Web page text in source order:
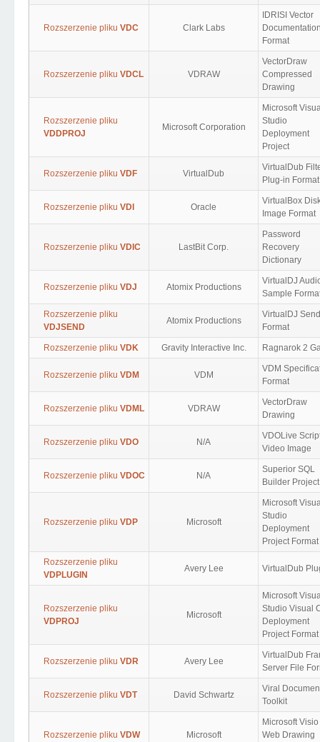
Rozszerzenie pliku VDC Clark Labs
IDRISI Vector
Format
Rozszerzenie pliku VDCL VDRAW
VectorDraw
Compressed
Drawing
Rozszerzenie pliku
VDDPROJ
Microsoft Corporation
Microsoft
Studio
Deployment
Project
Rozszerzenie pliku VDF VirtualDub
VirtualDub
Plug-in Format
Rozszerzenie pliku VDI Oracle
VirtualBox
Image Format
Rozszerzenie pliku VDIC LastBit Corp.
Password
Recovery
Dictionary
Rozszerzenie pliku VDJ Atomix Productions
VirtualDJ
Sample
Rozszerzenie pliku
VDJSEND
Atomix Productions
VirtualDJ Send
Format
Rozszerzenie pliku VDK Gravity Interactive Inc. Ragnarok 2
Rozszerzenie pliku VDM VDM
VDM
Format
Rozszerzenie pliku VDML VDRAW
VectorDraw
Drawing
Rozszerzenie pliku VDO N/A
VDOLive
Video Image
Rozszerzenie pliku VDOC N/A
Superior SQL
Builder Project
Rozszerzenie pliku VDP Microsoft
Microsoft
Studio
Deployment
Project Format
Rozszerzenie pliku
VDPLUGIN
Avery Lee VirtualDub
Rozszerzenie pliku
VDPROJ
Microsoft
Microsoft
Studio Visual
Deployment
Project Format
Rozszerzenie pliku VDR Avery Lee
VirtualDub
Server File
Rozszerzenie pliku VDT David Schwartz
Viral
Toolkit
Rozszerzenie pliku VDW Microsoft
Microsoft Visio
Web Drawing